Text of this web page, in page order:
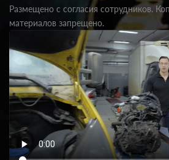
Размещено с согласия сотрудников.
материалов запрещено.